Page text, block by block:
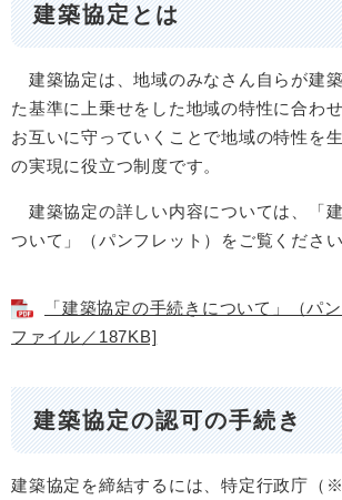
建築協定とは
建築協定は、地域のみなさん自らが建
た基準に上乗せをした地域の特性に合わ
お互いに守っていくことで地域の特性を
の実現に役立つ制度です。
建築協定の詳しい内容については、「
ついて」（パンフレット）をご覧ください
「建築協定の手続きについて」（パ
ファイル／187KB]
建築協定の認可の手続き
建築協定を締結するには、特定行政庁（